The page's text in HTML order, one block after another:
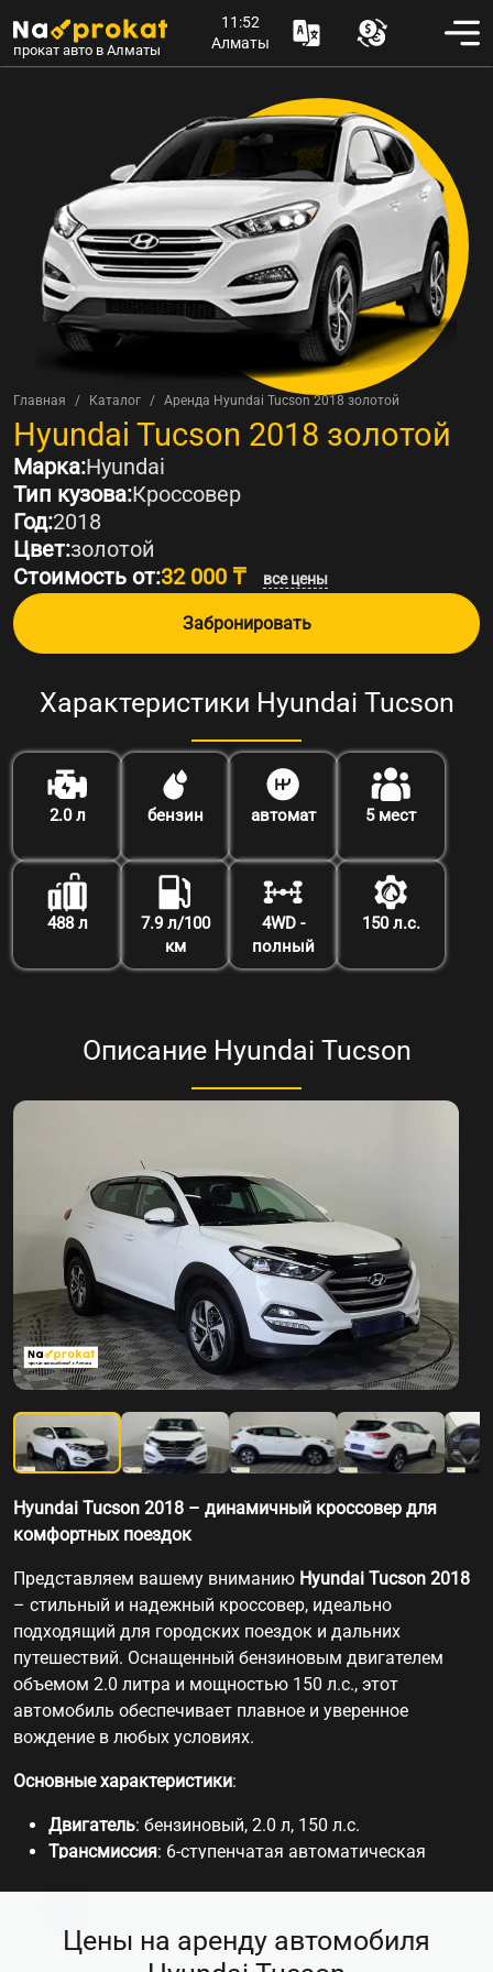
прокат авто в Алматы
11:52
Алматы
Главная Каталог Аренда Hyundai Tucson 2018 золотой
Аренда
Hyundai Tucson 2018 золотой
Марка:Hyundai
Тип кузова:Кроссовер
Год:2018
Цвет:золотой
Стоимость от:32 000 ₸ все цены
Забронировать
Характеристики Hyundai Tucson
2.0 л бензин автомат 5 мест
488 л
7.9 л/100
км
4WD -
полный
150 л.с.
Описание Hyundai Tucson
Hyundai Tucson 2018 – динамичный кроссовер для
комфортных поездок
Представляем вашему вниманию Hyundai Tucson 2018
– стильный и надежный кроссовер, идеально
подходящий для городских поездок и дальних
путешествий. Оснащенный бензиновым двигателем
объемом 2.0 литра и мощностью 150 л.с., этот
автомобиль обеспечивает плавное и уверенное
вождение в любых условиях.
Основные характеристики:
Двигатель: бензиновый, 2.0 л, 150 л.с.
Трансмиссия: 6-ступенчатая автоматическая
Разгон 0–100 км/ч : 11.1 секунды
Максимальная скорость: 181 км/ч
Цены на аренду автомобиля